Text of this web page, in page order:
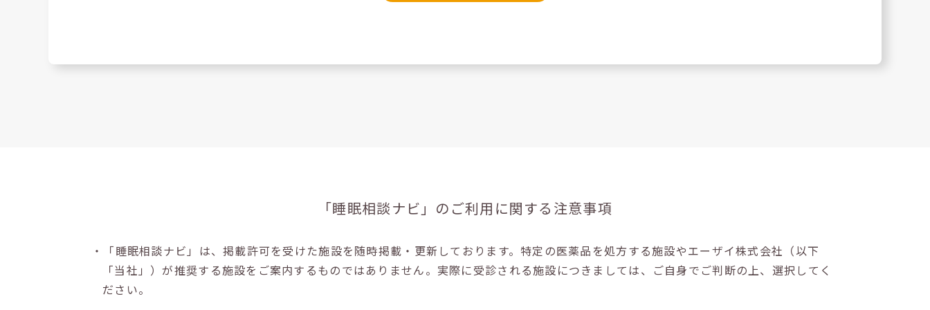
「睡眠相談ナビ」の ご利用に関する注意事項
・「睡眠相談ナビ」は、掲載許可を受けた施設を随時掲載・更新しております。特定の医薬品を処方する施設やエーザイ株式会社（以下
「当社」）が推奨する施設をご案内するものではありません。実際に受診される施設につきましては、ご自身でご判断の上、選択してく
ださい。